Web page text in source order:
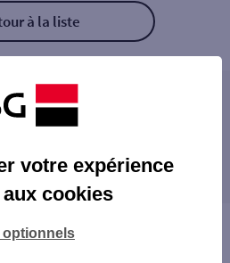
à la liste
à proximité
3 votre expérience
cookies
optionnels